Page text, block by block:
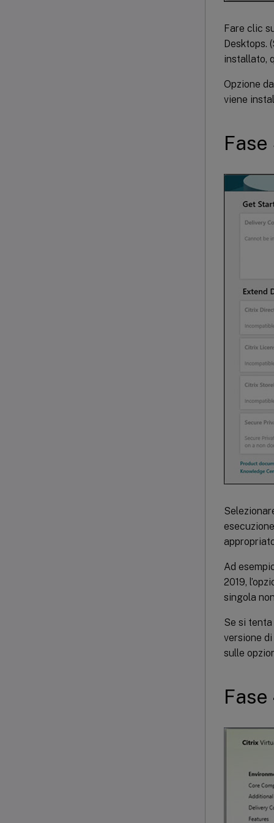
Fare clic
Desktops.
installato,
Opzione
viene
Ad
2019,
singola
Se si
versione
sulle